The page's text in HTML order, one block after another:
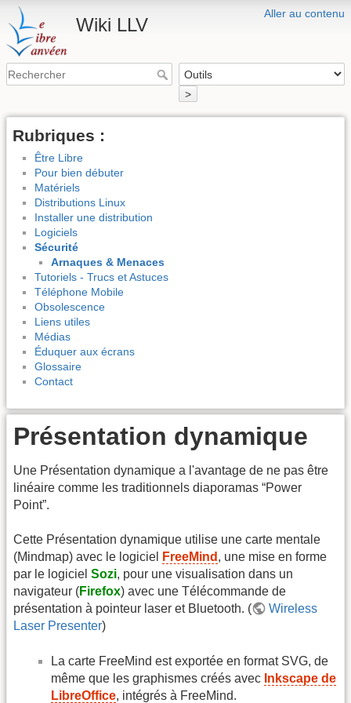
Aller au contenu
Wiki LLV
>
Rubriques :
Être Libre
Pour bien débuter
Matériels
Distributions Linux
Installer une distribution
Logiciels
Sécurité
Arnaques & Menaces
Tutoriels - Trucs et Astuces
Téléphone Mobile
Obsolescence
Liens utiles
Médias
Éduquer aux écrans
Glossaire
Contact
Présentation dynamique
Une Présentation dynamique a l'avantage de ne pas être
linéaire comme les traditionnels diaporamas “Power
Point”.
Cette Présentation dynamique utilise une carte mentale
(Mindmap) avec le logiciel
FreeMind , une mise en forme
par le logiciel Sozi, pour une visualisation dans un
navigateur (Firefox) avec une Télécommande de
présentation à pointeur laser et Bluetooth. (
Wireless
Laser Presenter)
La carte FreeMind est exportée en format SVG, de
même que les graphismes créés avec Inkscape de
LibreOffice, intégrés à FreeMind.